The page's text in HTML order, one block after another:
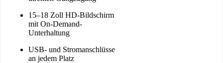
15–18 Zoll HD-Bildschirm
mit On-Demand-
Unterhaltung
USB- und Stromanschlüsse
an jedem Platz